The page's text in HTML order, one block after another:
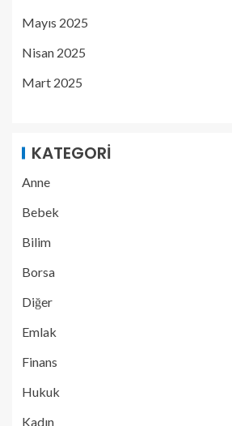
Mayıs 2025
Nisan 2025
Mart 2025
KATEGORI
Anne
Bebek
Bilim
Borsa
Diğer
Emlak
Finans
Hukuk
Kadın